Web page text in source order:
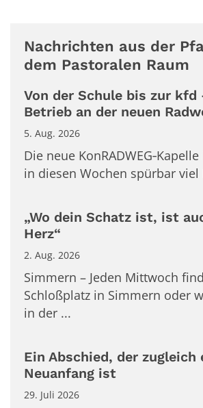
Nachrichten aus der
dem Pastoralen Raum
Von der Schule bis zur kfd
Betrieb an der neuen
5. Aug. 2026
Die neue
in diesen Wochen spürbar viel
„Wo dein Schatz ist, ist
Herz“
2. Aug. 2026
Simmern – Jeden Mittwoch
Schloßplatz in Simmern oder
in der ...
Ein Abschied, der zugleich
Neuanfang ist
29. Juli 2026